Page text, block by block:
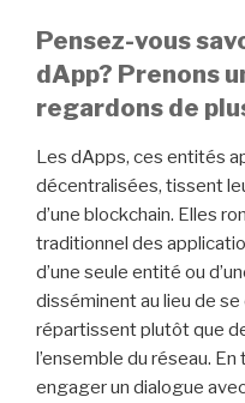
Pensez-vous
dApp? Prenons
regardons de
Les dApps, ces entités
décentralisées, tissent
d’une blockchain. Elles
traditionnel des
d’une seule entité ou
disséminent au lieu de
répartissent plutôt que
l’ensemble du réseau.
engager un dialogue